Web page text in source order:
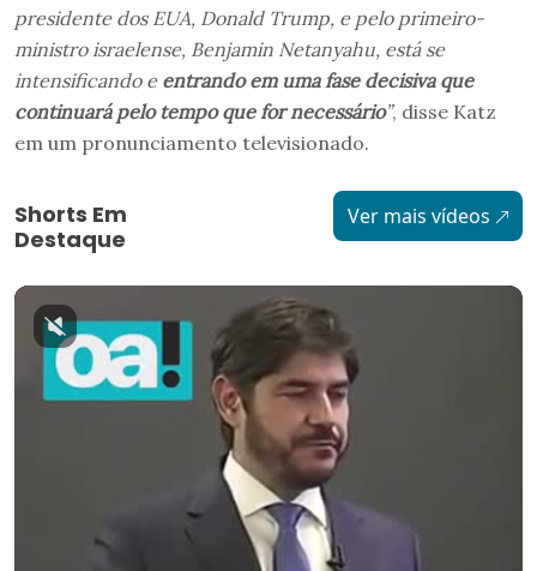
presidente dos EUA, Donald Trump, e pelo primeiro-
ministro israelense, Benjamin Netanyahu, está se
intensificando e entrando em uma fase decisiva que
continuará pelo tempo que for necessário”, disse Katz
em um pronunciamento televisionado.
Shorts Em
Destaque
Ver mais vídeos